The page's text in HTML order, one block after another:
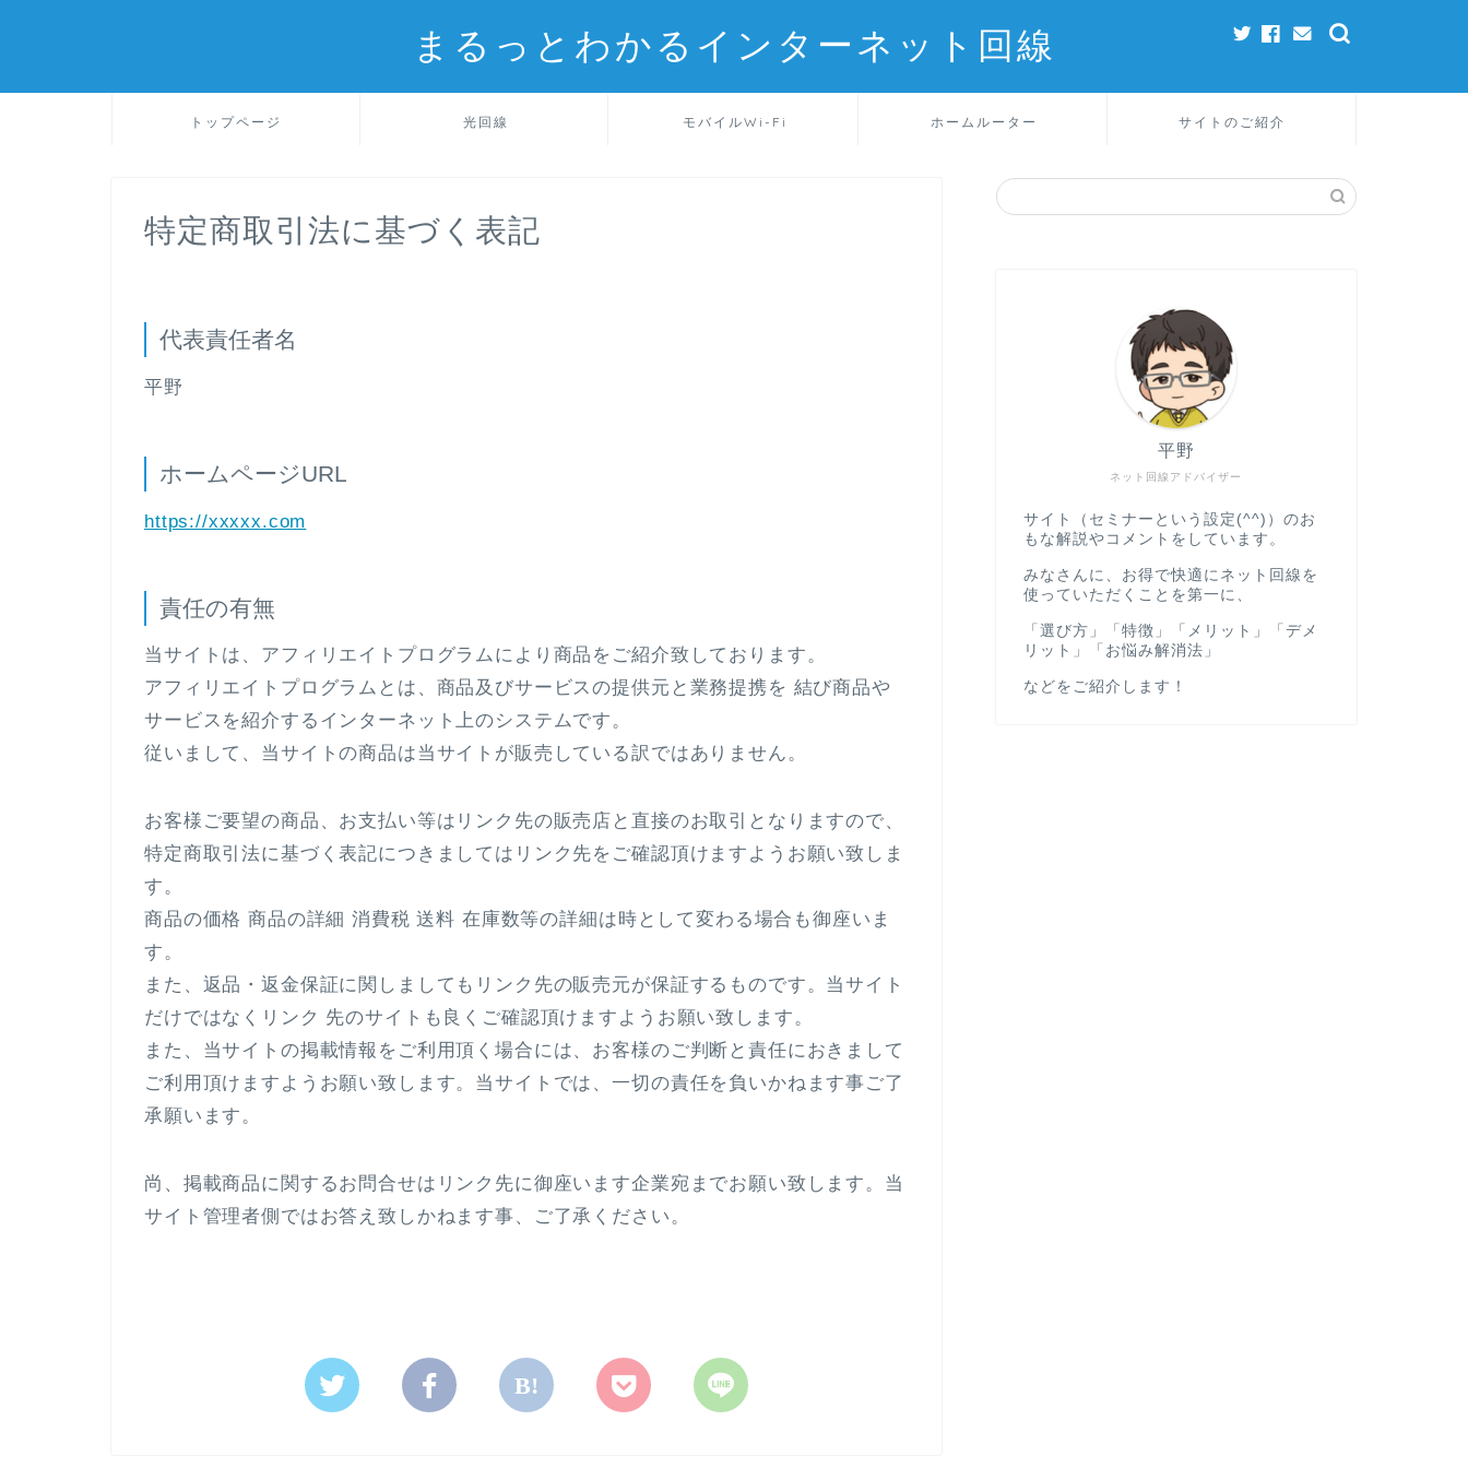
まるっとわかるインターネット回線
トップページ 光回線 モバイルWi-Fi ホームルーター サイトのご紹介
特定商取引法に基づく表記
代表責任者名
平野
ホームページURL
https://xxxxx.com
責任の有無
当サイトは、アフィリエイトプログラムにより商品をご紹介致しております。
アフィリエイトプログラムとは、商品及びサービスの提供元と業務提携を 結び商品や
サービスを紹介するインターネット上のシステムです。
従いまして、当サイトの商品は当サイトが販売している訳ではありません。
お客様ご要望の商品、お支払い等はリンク先の販売店と直接のお取引となりますので、
特定商取引法に基づく表記につきましてはリンク先をご確認頂けますようお願い致しま
す。
商品の価格 商品の詳細 消費税 送料 在庫数等の詳細は時として変わる場合も御座いま
す。
また、返品・返金保証に関しましてもリンク先の販売元が保証するものです。当サイト
だけではなくリンク 先のサイトも良くご確認頂けますようお願い致します。
また、当サイトの掲載情報をご利用頂く場合には、お客様のご判断と責任におきまして
ご利用頂けますようお願い致します。当サイトでは、一切の責任を負いかねます事ご了
承願います。
尚、掲載商品に関するお問合せはリンク先に御座います企業宛までお願い致します。当
サイト管理者側ではお答え致しかねます事、ご了承ください。
ネット回線アドバイザー
平野
サイト（セミナーという設定(^^)）のお
もな解説やコメントをしています。
みなさんに、お得で快適にネット回線を
使っていただくことを第一に、
「選び方」「特徴」「メリット」「デメ
リット」「お悩み解消法」
などをご紹介します！